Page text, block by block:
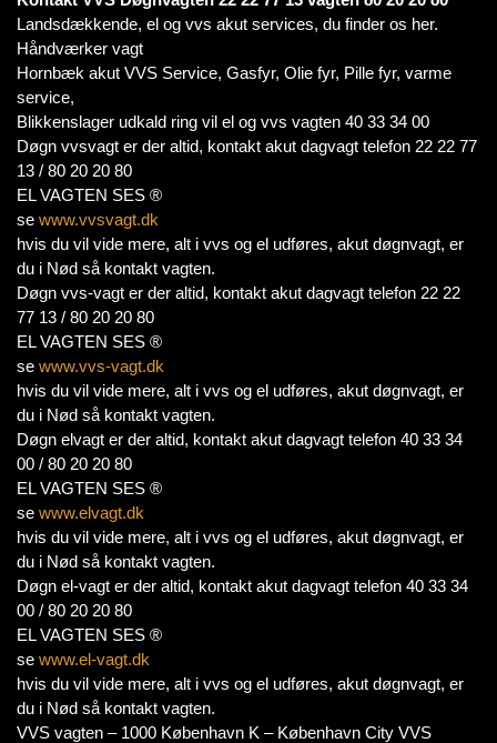
Landsdækkende, el og vvs akut services, du finder os her.
Håndværker vagt
Hornbæk akut VVS Service, Gasfyr, Olie fyr, Pille fyr, varme
service,
Blikkenslager udkald ring vil el og vvs vagten 40 33 34 00
Døgn vvsvagt er der altid, kontakt akut dagvagt telefon 22 22 77
13 / 80 20 20 80
EL VAGTEN SES ®
se www.vvsvagt.dk
hvis du vil vide mere, alt i vvs og el udføres, akut døgnvagt, er
du i Nød så kontakt vagten.
Døgn vvs-vagt er der altid, kontakt akut dagvagt telefon 22 22
77 13 / 80 20 20 80
EL VAGTEN SES ®
se www.vvs-vagt.dk
hvis du vil vide mere, alt i vvs og el udføres, akut døgnvagt, er
du i Nød så kontakt vagten.
Døgn elvagt er der altid, kontakt akut dagvagt telefon 40 33 34
00 / 80 20 20 80
EL VAGTEN SES ®
se www.elvagt.dk
hvis du vil vide mere, alt i vvs og el udføres, akut døgnvagt, er
du i Nød så kontakt vagten.
Døgn el-vagt er der altid, kontakt akut dagvagt telefon 40 33 34
00 / 80 20 20 80
EL VAGTEN SES ®
se www.el-vagt.dk
hvis du vil vide mere, alt i vvs og el udføres, akut døgnvagt, er
du i Nød så kontakt vagten.
VVS vagten – 1000 København K – København City VVS